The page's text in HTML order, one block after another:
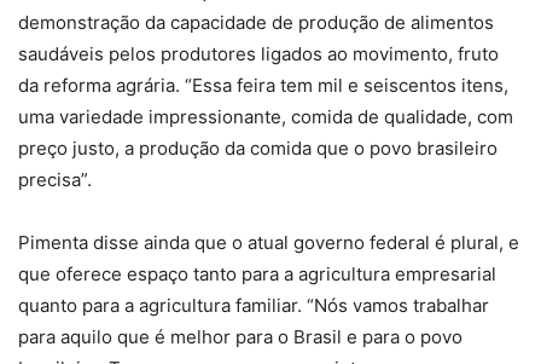
demonstração da capacidade de produção de alimentos
saudáveis pelos produtores ligados ao movimento, fruto
da reforma agrária. “Essa feira tem mil e seiscentos itens,
uma variedade impressionante, comida de qualidade, com
preço justo, a produção da comida que o povo brasileiro
precisa”.
Pimenta disse ainda que o atual governo federal é plural, e
que oferece espaço tanto para a agricultura empresarial
quanto para a agricultura familiar. “Nós vamos trabalhar
para aquilo que é melhor para o Brasil e para o povo